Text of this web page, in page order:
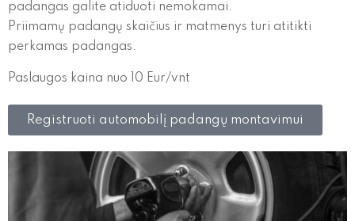
padangas galite atiduoti nemokamai.
Priimamų padangų skaičius ir matmenys turi atitikti
perkamas padangas.
Paslaugos kaina nuo 10 Eur/vnt
Registruoti automobilį padangų montavimui